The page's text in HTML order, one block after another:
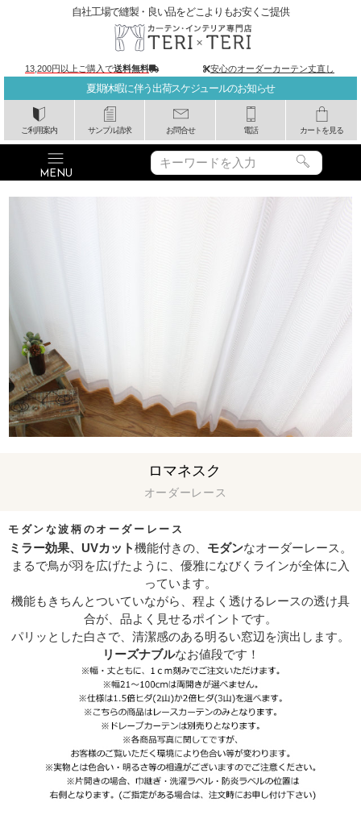
夏期休暇に伴う出荷スケジュールのお知らせ
ご利用案内 サンプル請求 お問合せ 電話 カートを見る
自社工場で縫製・良い品をどこよりもお安くご提供
13,200円以上ご購入で送料無料 安心のオーダーカーテン丈直し
モダンな波柄のオーダーレース
オーダーレース
ロマネスク
ミラー効果、UVカット機能付きの、 モダンなオーダーレース。
まるで鳥が羽を広げたように、優雅になびくラインが全体に入
っています。
機能もきちんとついていながら、程よく透けるレースの透け具
合が、品よく見せるポイントです。
パリッとした白さで、清潔感のある明るい窓辺を演出します。
リーズナブルなお値段です！